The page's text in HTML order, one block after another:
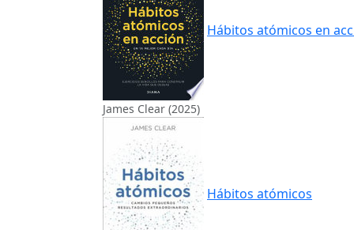
Hábitos atómicos en
James Clear (2025)
Hábitos atómicos